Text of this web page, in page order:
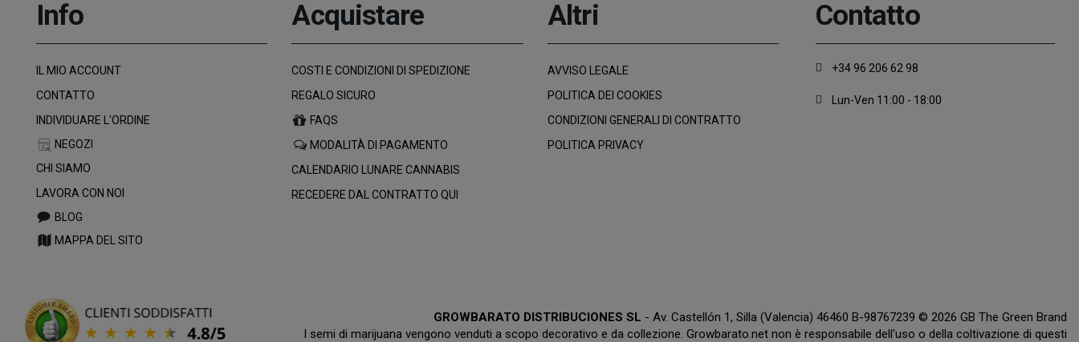
Info
IL MIO ACCOUNT
CONTATTO
INDIVIDUARE L'ORDINE
NEGOZI
CHI SIAMO
LAVORA CON NOI
BLOG
MAPPA DEL SITO
Acquistare
COSTI E CONDIZIONI DI SPEDIZIONE
REGALO SICURO
FAQS
MODALITÀ DI PAGAMENTO
CALENDARIO LUNARE CANNABIS
RECEDERE DAL CONTRATTO QUI
Altri
AVVISO LEGALE
POLITICA DEI COOKIES
CONDIZIONI GENERALI DI CONTRATTO
POLITICA PRIVACY
Contatto
+34 96 206 62 98
Lun-Ven 11:00 - 18:00
GROWBARATO DISTRIBUCIONES SL - Av. Castellón 1, Silla (Valencia) 46460 B-98767239 © 2026 GB The Green Brand
I semi di marijuana vengono venduti a scopo decorativo e da collezione. Growbarato.net non è responsabile dell'uso o della coltivazione di questi